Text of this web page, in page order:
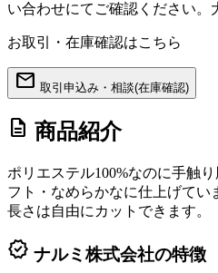
い合わせにてご確認ください。
お取引・在庫確認はこちら
mail 取引申込み・相談(在庫確認)
description 商品紹介
ポリエステル100%なのに手触
フト・なめらかなに仕上げてい
長さは自由にカットできます。
verified ナルミ株式会社の特徴